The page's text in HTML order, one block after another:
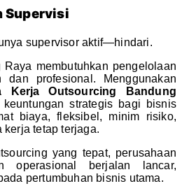
Supervisi
supervisor aktif—hindari.
Raya membutuhkan pengelolaan
profesional. Menggunakan
Kerja Outsourcing Bandung
strategis bagi bisnis
biaya, fleksibel, minim risiko,
kerja tetap terjaga.
yang tepat, perusahaan
operasional berjalan lancar,
pertumbuhan bisnis utama.